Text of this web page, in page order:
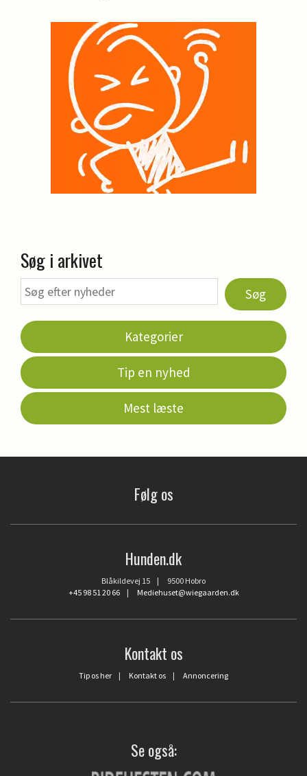
Søg i arkivet
Søg
Kategorier
Tip en nyhed
Mest læste
Følg os
Hunden.dk
Blåkildevej 15 | 9500 Hobro
+45 98 51 20 66| Mediehuset@wiegaarden.dk
Kontakt os
Tip os her | Kontakt os | Annoncering
Se også: